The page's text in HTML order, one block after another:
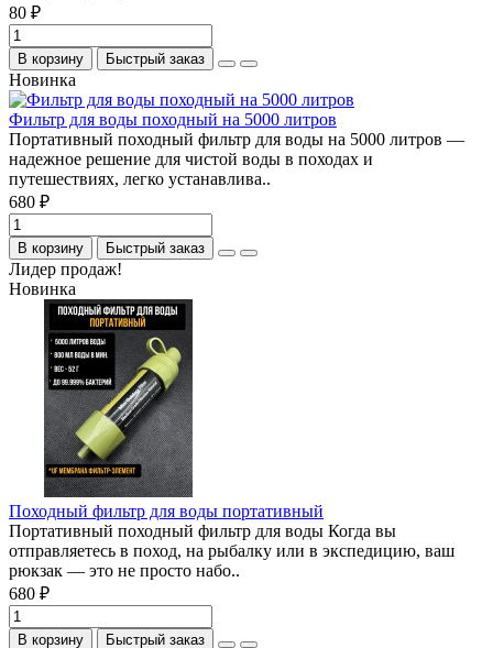
80 ₽
В корзину Быстрый заказ
Новинка
Фильтр для воды походный на 5000 литров
Портативный походный фильтр для воды на 5000 литров —
надежное решение для чистой воды в походах и
путешествиях, легко устанавлива..
680 ₽
В корзину Быстрый заказ
Лидер продаж!
Новинка
Походный фильтр для воды портативный
Портативный походный фильтр для воды Когда вы
отправляетесь в поход, на рыбалку или в экспедицию, ваш
рюкзак — это не просто набо..
680 ₽
В корзину Быстрый заказ